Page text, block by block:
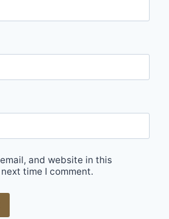
and website in this
time I comment.